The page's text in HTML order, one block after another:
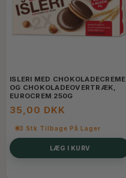
ISLERI MED CHOKOLADECREME
OG CHOKOLADEOVERTRÆK,
EUROCREM 250G
35,00 DKK
3 Stk Tilbage På Lager
LÆG I KURV